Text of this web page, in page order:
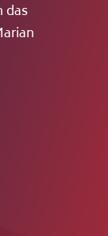
das